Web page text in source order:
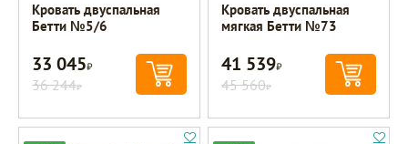
Кровать двуспальная
Бетти №5/6
33 045Р
36 244Р
Кровать двуспальная
мягкая Бетти №73
41 539Р
45 560Р